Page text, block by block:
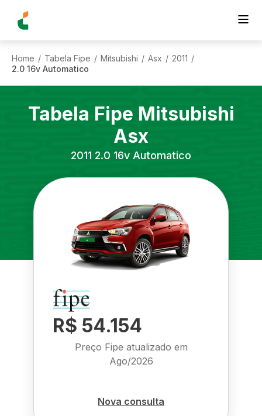
Home / Tabela Fipe / Mitsubishi / Asx / 2011 /
2.0 16v Automatico
Tabela Fipe Mitsubishi
Asx
2011 2.0 16v Automatico
R$ 54.154
Preço Fipe atualizado em
Ago/2026
Nova consulta